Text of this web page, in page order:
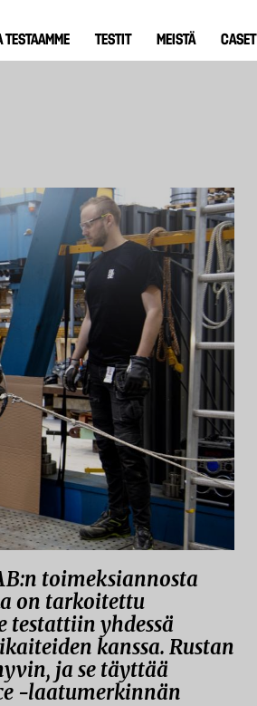
TESTAAMME TESTIT MEISTÄ CASET
toimeksiannosta
on tarkoitettu
testattiin yhdessä
kanssa. Rustan
ja se täyttää
-laatumerkinnän